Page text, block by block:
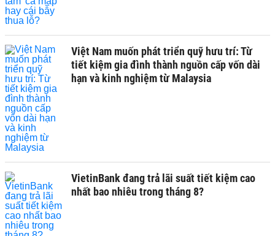
Việt Nam muốn phát triển quỹ hưu trí: Từ
tiết kiệm gia đình thành nguồn cấp vốn dài
hạn và kinh nghiệm từ Malaysia
VietinBank đang trả lãi suất tiết kiệm cao
nhất bao nhiêu trong tháng 8?